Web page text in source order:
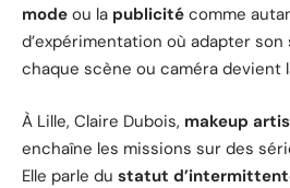
mode ou la publicité comme
d’expérimentation où adapter
chaque scène ou caméra devient
À Lille, Claire Dubois, makeup
enchaîne les missions sur des
Elle parle du statut